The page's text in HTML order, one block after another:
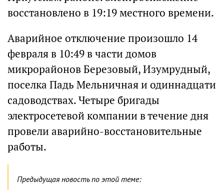
восстановлено в 19:19 местного времени.
Аварийное отключение произошло 14
февраля в 10:49 в части домов
микрорайонов Березовый, Изумрудный,
поселка Падь Мельничная и одиннадцати
садоводствах. Четыре бригады
электросетевой компании в течение дня
провели аварийно-восстановительные
работы.
Предыдущая новость по этой теме: